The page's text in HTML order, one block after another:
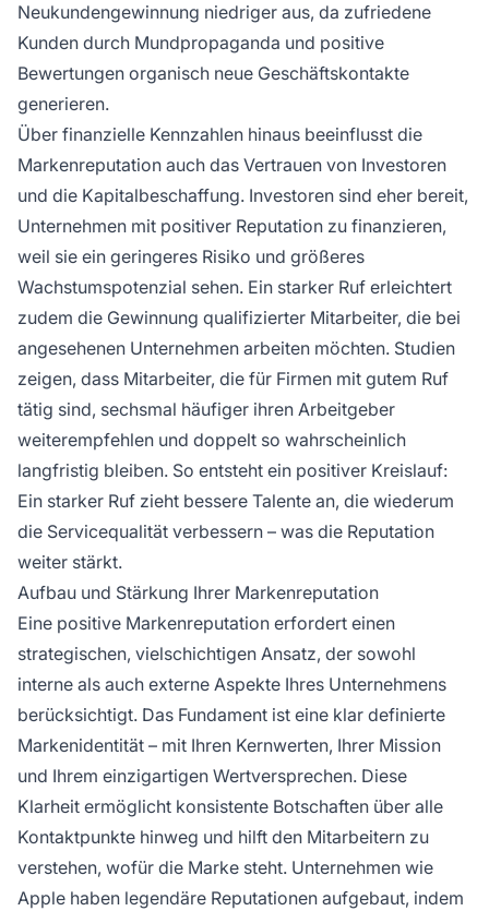
Neukundengewinnung niedriger aus, da zufriedene
Kunden durch Mundpropaganda und positive
Bewertungen organisch neue Geschäftskontakte
generieren.
Über finanzielle Kennzahlen hinaus beeinflusst die
Markenreputation auch das Vertrauen von Investoren
und die Kapitalbeschaffung. Investoren sind eher bereit,
Unternehmen mit positiver Reputation zu finanzieren,
weil sie ein geringeres Risiko und größeres
Wachstumspotenzial sehen. Ein starker Ruf erleichtert
zudem die Gewinnung qualifizierter Mitarbeiter, die bei
angesehenen Unternehmen arbeiten möchten. Studien
zeigen, dass Mitarbeiter, die für Firmen mit gutem Ruf
tätig sind, sechsmal häufiger ihren Arbeitgeber
weiterempfehlen und doppelt so wahrscheinlich
langfristig bleiben. So entsteht ein positiver Kreislauf:
Ein starker Ruf zieht bessere Talente an, die wiederum
die Servicequalität verbessern – was die Reputation
weiter stärkt.
Aufbau und Stärkung Ihrer Markenreputation
Eine positive Markenreputation erfordert einen
strategischen, vielschichtigen Ansatz, der sowohl
interne als auch externe Aspekte Ihres Unternehmens
berücksichtigt. Das Fundament ist eine klar definierte
Markenidentität – mit Ihren Kernwerten, Ihrer Mission
und Ihrem einzigartigen Wertversprechen. Diese
Klarheit ermöglicht konsistente Botschaften über alle
Kontaktpunkte hinweg und hilft den Mitarbeitern zu
verstehen, wofür die Marke steht. Unternehmen wie
Apple haben legendäre Reputationen aufgebaut, indem